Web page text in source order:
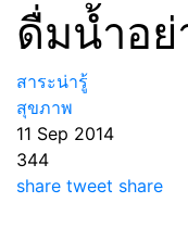
ดื่มน้ำอย่
สาระน่ารู้
สุขภาพ
11 Sep 2014
344
share tweet share